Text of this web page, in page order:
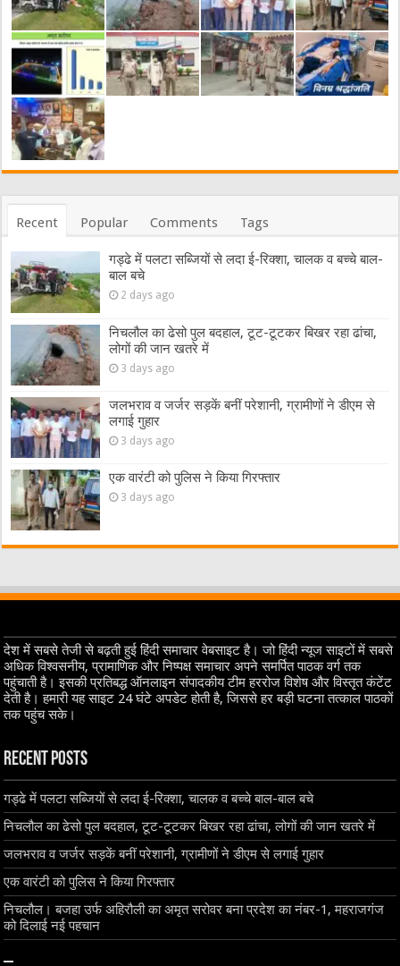
Recent Popular Comments Tags
गड्ढे में पलटा सब्जियों से लदा ई-रिक्शा, चालक व बच्चे बाल-
बाल बचे
2 days ago
निचलौल का ढेसो पुल बदहाल, टूट-टूटकर बिखर रहा ढांचा,
लोगों की जान खतरे में
3 days ago
जलभराव व जर्जर सड़कें बनीं परेशानी, ग्रामीणों ने डीएम से
लगाई गुहार
3 days ago
एक वारंटी को पुलिस ने किया गिरफ्तार
3 days ago
देश में सबसे तेजी से बढ़ती हुई हिंदी समाचार वेबसाइट है। जो हिंदी न्यूज साइटों में सबसे
अधिक विश्वसनीय, प्रामाणिक और निष्पक्ष समाचार अपने समर्पित पाठक वर्ग तक
पहुंचाती है। इसकी प्रतिबद्ध ऑनलाइन संपादकीय टीम हररोज विशेष और विस्तृत कंटेंट
देती है। हमारी यह साइट 24 घंटे अपडेट होती है, जिससे हर बड़ी घटना तत्काल पाठकों
तक पहुंच सके।
Recent Posts
गड्ढे में पलटा सब्जियों से लदा ई-रिक्शा, चालक व बच्चे बाल-बाल बचे
निचलौल का ढेसो पुल बदहाल, टूट-टूटकर बिखर रहा ढांचा, लोगों की जान खतरे में
जलभराव व जर्जर सड़कें बनीं परेशानी, ग्रामीणों ने डीएम से लगाई गुहार
एक वारंटी को पुलिस ने किया गिरफ्तार
निचलौल। बजहा उर्फ अहिरौली का अमृत सरोवर बना प्रदेश का नंबर-1, महराजगंज
को दिलाई नई पहचान